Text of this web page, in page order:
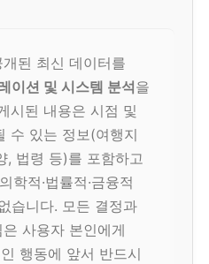
된 최신 데이터를
이션 및 시스템 분석을
시된 내용은 시점 및
수 있는 정보(여행지
, 법령 등)를 포함하고
학적·법률적·금융적
습니다. 모든 결정과
사용자 본인에게
행동에 앞서 반드시